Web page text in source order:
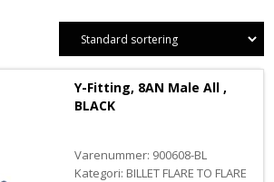
Y-Fitting, 8AN Male All ,
BLACK
Varenummer: 900608-BL
Kategori: BILLET FLARE TO FLARE